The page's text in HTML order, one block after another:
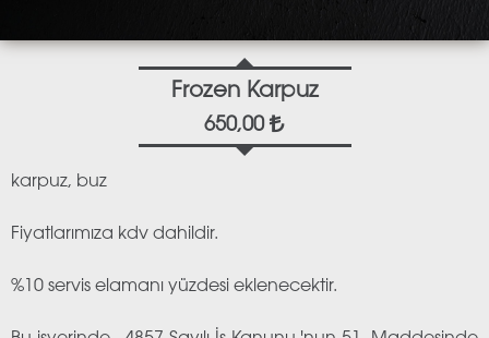
Frozen Karpuz
650,00
karpuz, buz
Fiyatlarımıza kdv dahildir.
%10 servis elamanı yüzdesi eklenecektir.